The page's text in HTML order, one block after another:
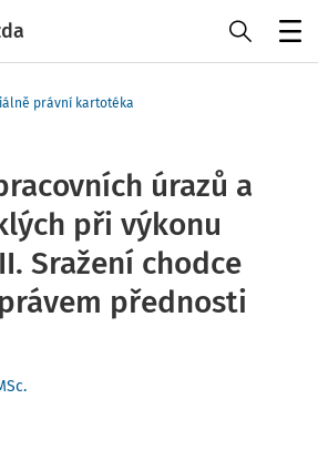
právní kartotéka
úrazů a
při výkonu
Sražení chodce
přednosti